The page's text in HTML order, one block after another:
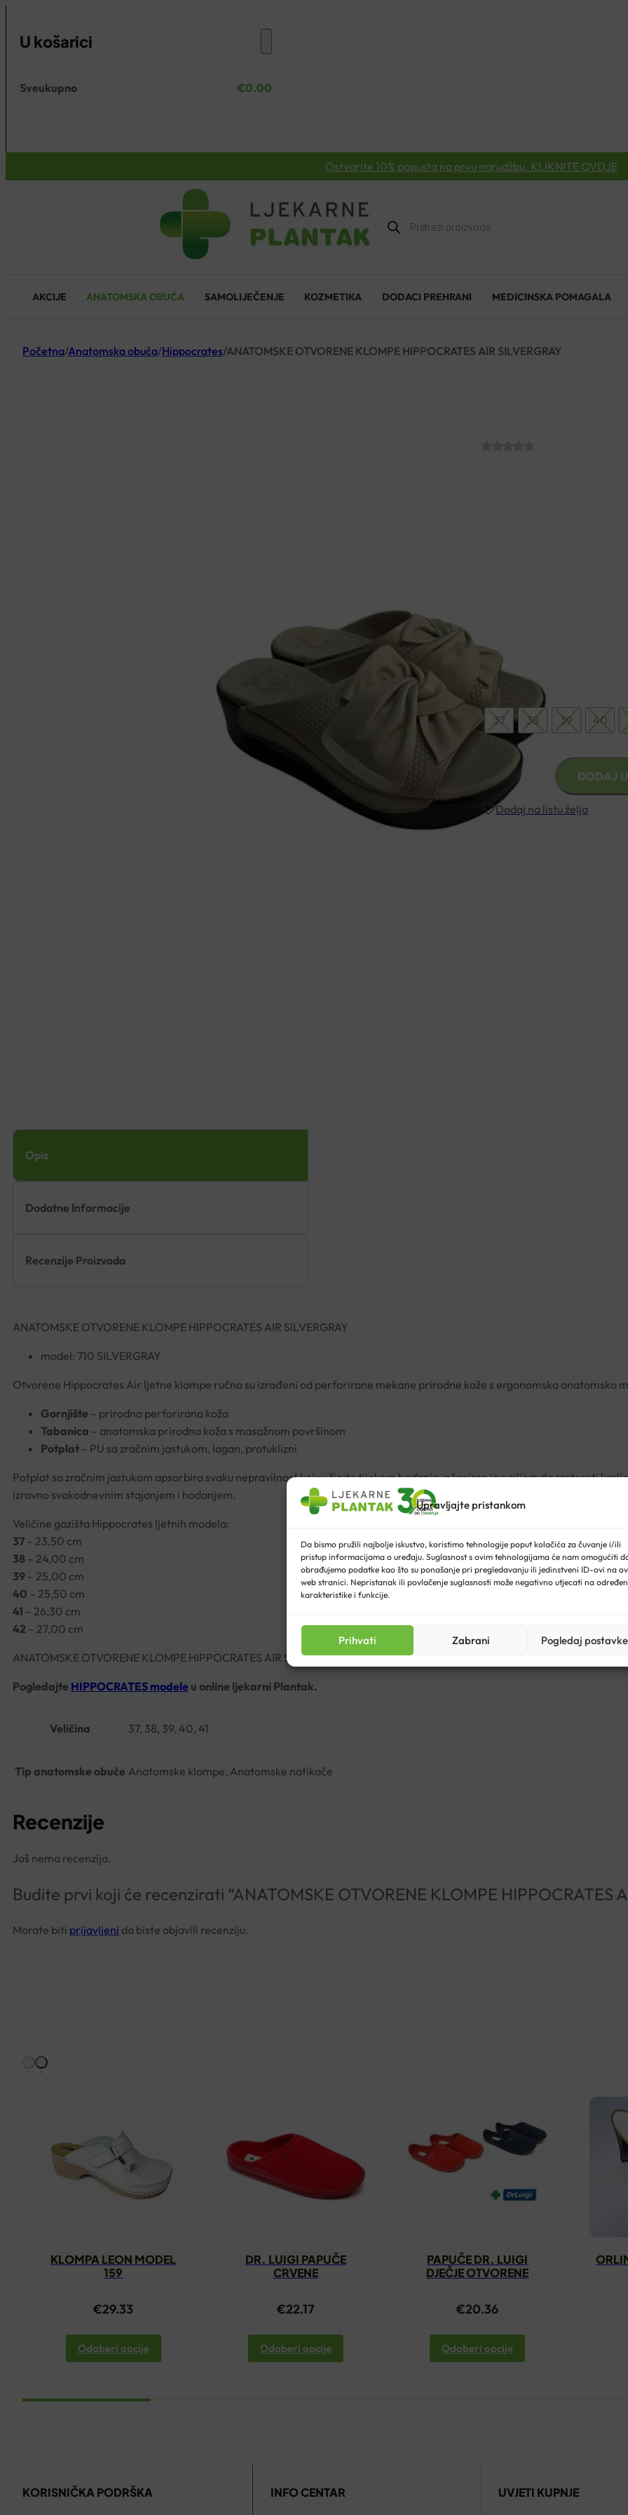
Upravljajte pristankom
Da bismo pružili najbolje iskustvo, koristimo tehnologije poput kolačića za čuvanje i/ili
pristup informacijama o uređaju. Suglasnost s ovim tehnologijama će nam omogućiti
obrađujemo podatke kao što su ponašanje pri pregledavanju ili jedinstveni ID-ovi na
web stranici. Nepristanak ili povlačenje suglasnosti može negativno utjecati na
karakteristike i funkcije.
Prihvati Zabrani Pogledaj postavke
U košarici
Nema proizvoda u košarici.
Sveukupno €0.00
Ostvarite 10% popusta na prvu narudžbu. KLIKNITE OVDJE
Products
search
AKCIJE ANATOMSKA OBUĆA SAMOLIJEČENJE KOZMETIKA DODACI PREHRANI MEDICINSKA POMAGALA
Početna/Anatomska obuća/Hippocrates/ANATOMSKE OTVORENE KLOMPE HIPPOCRATES AIR SILVERGRAY
Rasterećuju kralježnicu i
37
38 39 40
ANATOMSKE
OTVORENE
KLOMPE
DODAJ
Dodaj na listu želja
Opis
Dodatne Informacije
Recenzije Proizvoda
ANATOMSKE OTVORENE KLOMPE HIPPOCRATES AIR SILVERGRAY
model: 710 SILVERGRAY
Otvorene Hippocrates Air ljetne klompe ručno su izrađeni od perforirane mekane prirodne kože s ergonomsko anatomsko
Gornjište – prirodna perforirana koža
Tabanica – anatomska prirodna koža s masažnom površinom
Potplat – PU sa zračnim jastukom, lagan, protuklizni
Potplat sa zračnim jastukom apsorbira svaku nepravilnost koju učinite tijekom hodanja, a kreiran je s ciljem da rastereti
izravno svakodnevnim stajanjem i hodanjem.
Veličine gazišta Hippocrates ljetnih modela:
37 – 23,50 cm
38 – 24,00 cm
39 – 25,00 cm
40 – 25,50 cm
41 – 26,30 cm
42 – 27,00 cm
ANATOMSKE OTVORENE KLOMPE HIPPOCRATES AIR SILVERGRAY
Pogledajte HIPPOCRATES modele u online ljekarni Plantak.
Veličina 37, 38, 39, 40, 41
Tip anatomske obuće Anatomske klompe, Anatomske natikače
Recenzije
Još nema recenzija.
Budite prvi koji će recenzirati “ANATOMSKE OTVORENE KLOMPE HIPPOCRATES
Morate biti prijavljeni da biste objavili recenziju.
KLOMPA LEON MODEL
159
€29.33
Odaberi opcije
DR. LUIGI PAPUČE
CRVENE
€22.17
Odaberi opcije
PAPUČE DR. LUIGI
DJEČJE OTVORENE
€20.36
Odaberi opcije
KORISNIČKA PODRŠKA INFO CENTAR UVJETI KUPNJE